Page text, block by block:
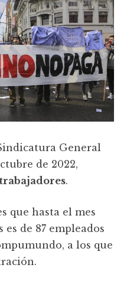
General
de 2022,
.
que hasta el mes
es de 87 empleados
a los que